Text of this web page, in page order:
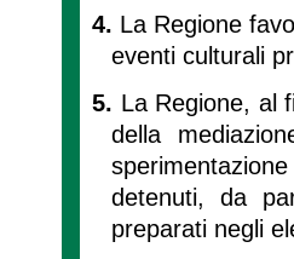
4. La Regione
eventi culturali
5. La Regione, al
della
detenuti, da
preparati negli